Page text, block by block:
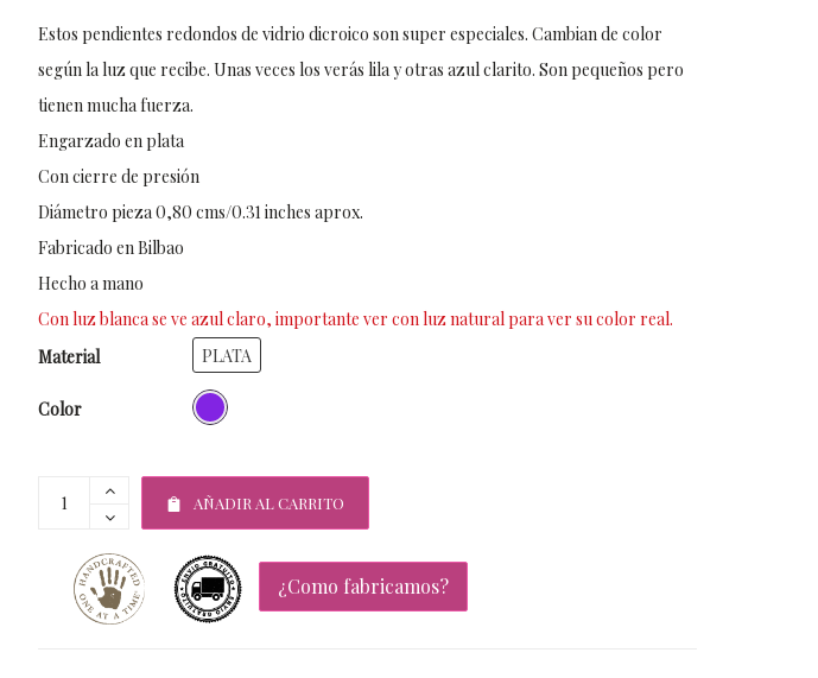
Estos pendientes redondos de vidrio dicroico son super especiales. Cambian de color
según la luz que recibe. Unas veces los verás lila y otras azul clarito. Son pequeños pero
tienen mucha fuerza.
Engarzado en plata
Con cierre de presión
Diámetro pieza 0,80 cms/0.31 inches aprox.
Fabricado en Bilbao
Hecho a mano
Con luz blanca se ve azul claro, importante ver con luz natural para ver su color real.
Material
PLATA
Color
AÑADIR AL CARRITO
¿Como fabricamos?